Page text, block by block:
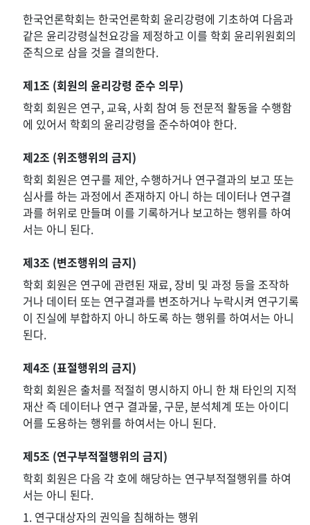
한국언론학회는 한국언론학회 윤리강령에 기초하여 다음과
같은 윤리강령실천요강을 제정하고 이를 학회 윤리위원회의
준칙으로 삼을 것을 결의한다.
제1조 (회원의 윤리강령 준수 의무)
학회 회원은 연구, 교육, 사회 참여 등 전문적 활동을 수행함
에 있어서 학회의 윤리강령을 준수하여야 한다.
제2조 (위조행위의 금지)
학회 회원은 연구를 제안, 수행하거나 연구결과의 보고 또는
심사를 하는 과정에서 존재하지 아니 하는 데이터나 연구결
과를 허위로 만들며 이를 기록하거나 보고하는 행위를 하여
서는 아니 된다.
제3조 (변조행위의 금지)
학회 회원은 연구에 관련된 재료, 장비 및 과정 등을 조작하
거나 데이터 또는 연구결과를 변조하거나 누락시켜 연구기록
이 진실에 부합하지 아니 하도록 하는 행위를 하여서는 아니
된다.
제4조 (표절행위의 금지)
학회 회원은 출처를 적절히 명시하지 아니 한 채 타인의 지적
재산 즉 데이터나 연구 결과물, 구문, 분석체계 또는 아이디
어를 도용하는 행위를 하여서는 아니 된다.
제5조 (연구부적절행위의 금지)
학회 회원은 다음 각 호에 해당하는 연구부적절행위를 하여
서는 아니 된다.
1. 연구대상자의 권익을 침해하는 행위